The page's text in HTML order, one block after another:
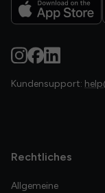
Kundensupport:
Rechtliches
Allgemeine